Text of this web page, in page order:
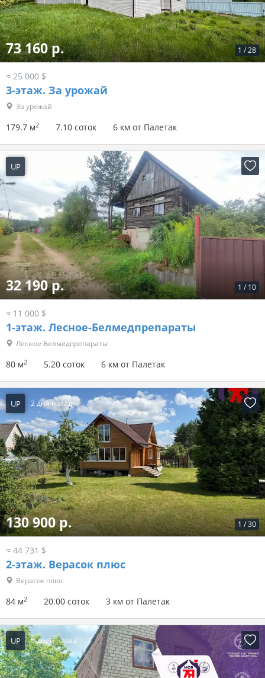
1 /28
73 160 р.
≈ 25 000 $
3-этаж. За урожай
За урожай
179.7 м2 7.10 соток 6 км от Палетак
UP
1 / 10
32 190 р.
≈ 11 000 $
1-этаж. Лесное-Белмедпрепараты
Лесное-Белмедпрепараты
80 м2 5.20 соток 6 км от Палетак
UP 2 дня назад
1 /30
130 900 р.
≈ 44 731 $
2-этаж. Верасок плюс
Верасок плюс
84 м2 20.00 соток 3 км от Палетак
UP 5 дней назад